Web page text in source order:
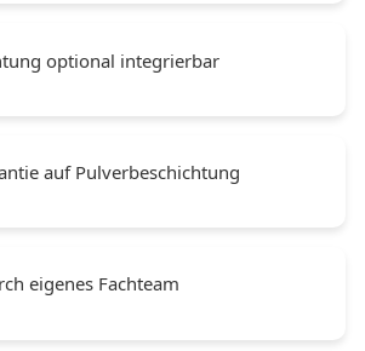
optional integrierbar
auf Pulverbeschichtung
eigenes Fachteam